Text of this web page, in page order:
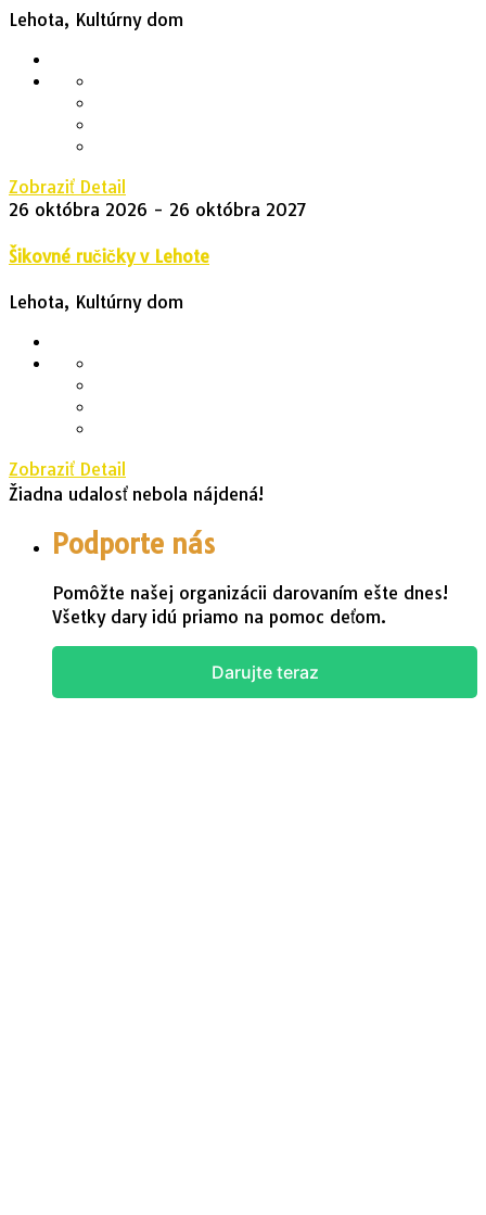
Lehota, Kultúrny dom
Zobraziť Detail
26 októbra 2026 - 26 októbra 2027
Šikovné ručičky v Lehote
Lehota, Kultúrny dom
Zobraziť Detail
Žiadna udalosť nebola nájdená!
Podporte nás
Pomôžte našej organizácii darovaním ešte dnes!
Všetky dary idú priamo na pomoc deťom.
Darujte teraz